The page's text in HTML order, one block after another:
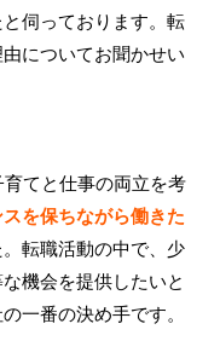
伺っております。転
についてお聞かせい
てと仕事の両立を考
を保ちながら働きた
転職活動の中で、少
機会を提供したいと
一番の決め手です。